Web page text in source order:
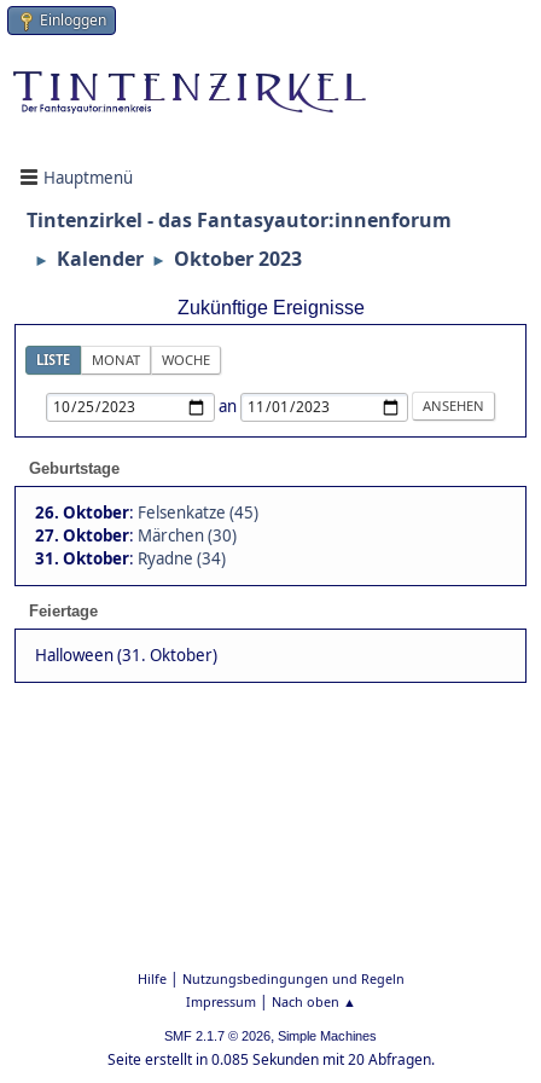
Einloggen
Hauptmenü
Tintenzirkel - das Fantasyautor:innenforum
► Kalender ► Oktober 2023
Zukünftige Ereignisse
LISTE MONAT WOCHE
an
Geburtstage
26. Oktober: Felsenkatze (45)
27. Oktober: Märchen (30)
31. Oktober: Ryadne (34)
Feiertage
Halloween (31. Oktober)
Hilfe| Nutzungsbedingungen und Regeln
Impressum| Nach oben ▲
SMF 2.1.7 © 2026, Simple Machines
Seite erstellt in 0.085 Sekunden mit 20 Abfragen.